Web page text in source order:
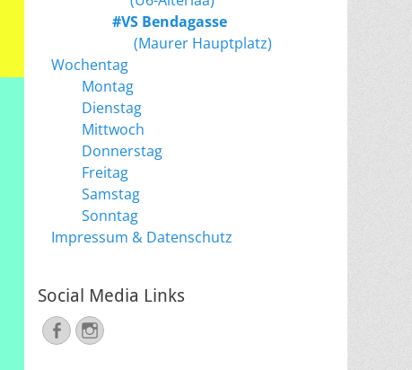
#VS Bendagasse
(Maurer Hauptplatz)
Wochentag
Montag
Dienstag
Mittwoch
Donnerstag
Freitag
Samstag
Sonntag
Impressum & Datenschutz
Social Media Links
FacebookInstagram